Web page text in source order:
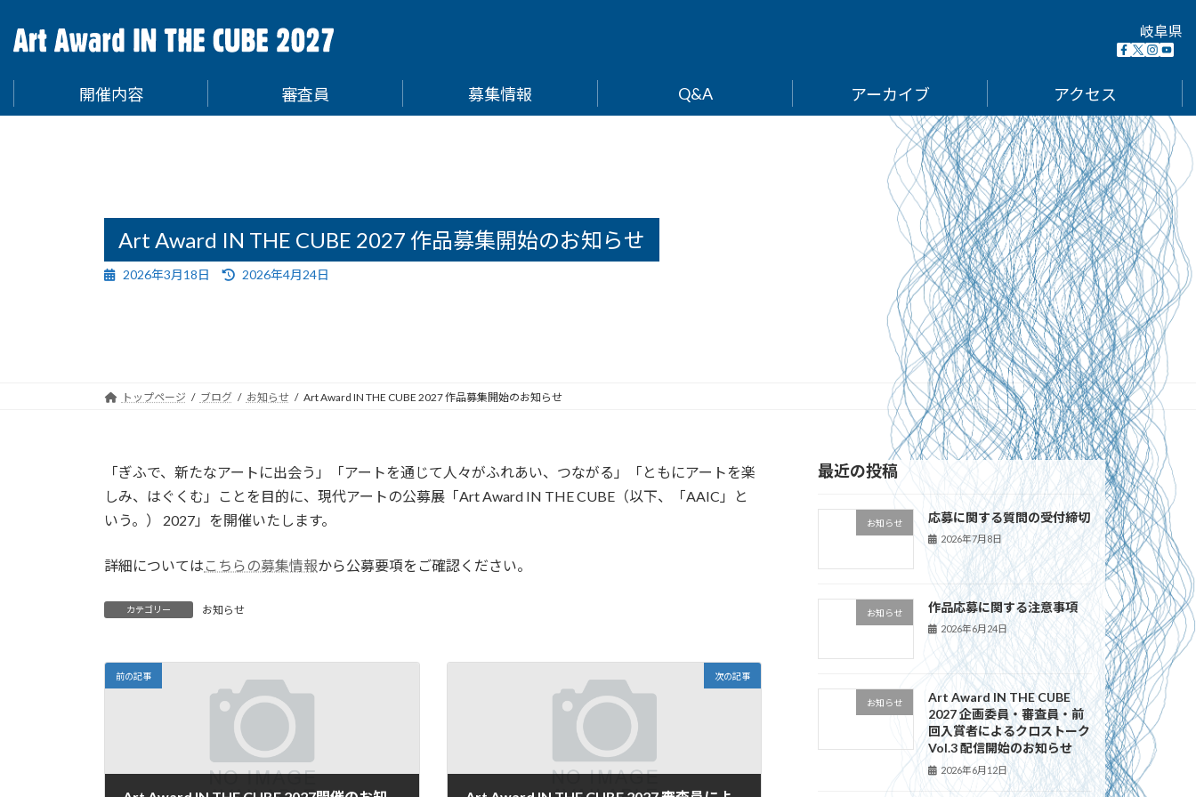
へ
ョ
岐阜県
Facebook
window)
X
Twitter)
in
new
window)
in
開催内容 審査員 募集情報 Q&A アーカイブ アクセス
Art Award IN THE CUBE 2027 作品募集開始のお知らせ
2026年3月18日
最
2026年4月24日
トップページ ブログ お知らせ Art Award IN THE CUBE 2027 作品募集開始のお知らせ
「ぎふで、新たなアートに出会う」「アートを通じて人々がふれあい、つながる」「ともにアートを楽
しみ、はぐくむ」ことを目的に、現代アートの公募展「Art Award IN THE CUBE（以下、「AAIC」と
いう。） 2027」を開催いたします。
詳細については こちらの募集情報から公募要項をご確認ください。
カテゴリー お知らせ
前の記事 次の記事
最近の投稿
お知らせ 応募に関する質問の受付締切
2026年7月8日
お知らせ 作品応募に関する注意事項
2026年6月24日
お知らせ
Art Award IN THE CUBE
2027 企画委員・審査員・前
回入賞者によるクロストーク
Vol.3 配信開始のお知らせ
2026年6月12日